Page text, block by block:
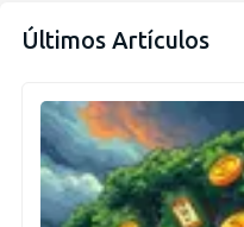
Últimos Artículos